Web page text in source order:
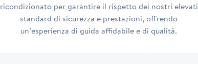
ricondizionato per garantire il rispetto dei nostri elevati
standard di sicurezza e prestazioni, offrendo
un’esperienza di guida affidabile e di qualità.